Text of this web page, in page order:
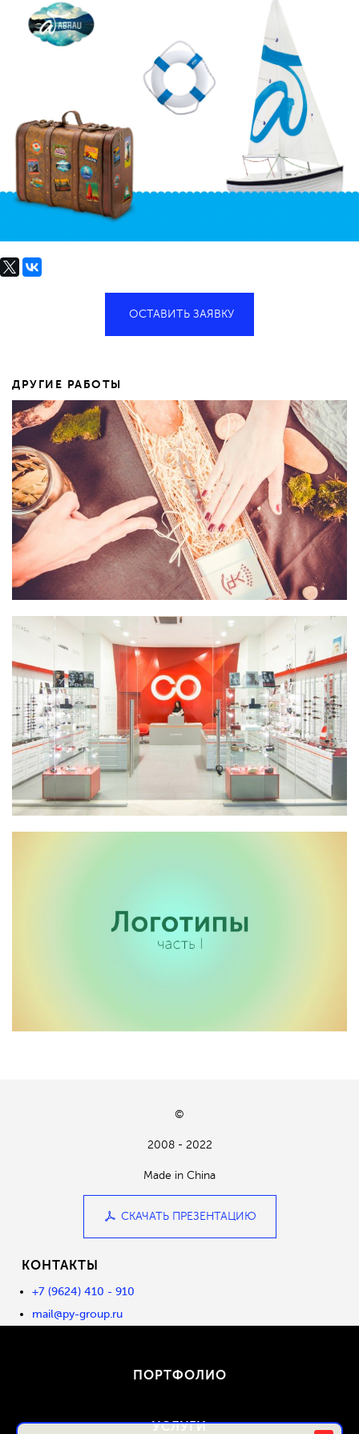
ОСТАВИТЬ ЗАЯВКУ
ДРУГИЕ РАБОТЫ
©
2008 - 2022
Made in China
СКАЧАТЬ ПРЕЗЕНТАЦИЮ
КОНТАКТЫ
+7 (9624) 410 - 910
mail@py-group.ru
ПОРТФОЛИО
УСЛУГИ